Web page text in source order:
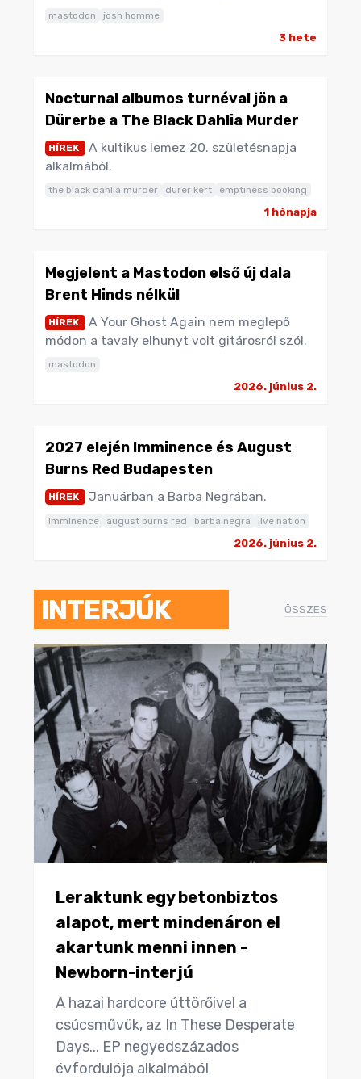
mastodon josh homme
3 hete
Nocturnal albumos turnéval jön a
Dürerbe a The Black Dahlia Murder
HÍREK
A kultikus lemez 20. születésnapja
alkalmából.
the black dahlia murder dürer kert emptiness booking
1 hónapja
Megjelent a Mastodon első új dala
Brent Hinds nélkül
HÍREK
A Your Ghost Again nem meglepő
módon a tavaly elhunyt volt gitárosról szól.
mastodon
2026. június 2.
2027 elején Imminence és August
Burns Red Budapesten
HÍREK Januárban a Barba Negrában.
imminence august burns red barba negra live nation
2026. június 2.
INTERJÚK ÖSSZES
Leraktunk egy betonbiztos
alapot, mert mindenáron el
akartunk menni innen -
Newborn-interjú
A hazai hardcore úttörőivel a
csúcsművük, az In These Desperate
Days... EP negyedszázados
évfordulója alkalmából